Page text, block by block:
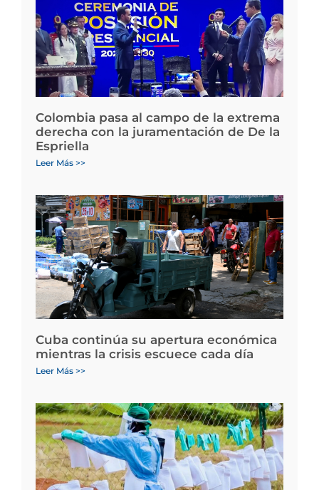
Colombia pasa al campo de la extrema
derecha con la juramentación de De la
Espriella
Leer Más >>
Cuba continúa su apertura económica
mientras la crisis escuece cada día
Leer Más >>